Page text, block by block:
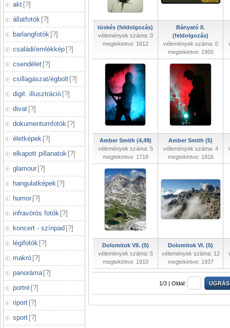
akt [?]
állatfotók [?]
barlangfotók [?]
családi/emlékkép [?]
csendélet [?]
csillagászat/égbolt [?]
digit. illusztráció [?]
divat [?]
dokumentumfotók [?]
életképek [?]
elkapott pillanatok [?]
glamour [?]
hangulatképek [?]
humor [?]
infravörös fotók [?]
koncert - színpad [?]
légifotók [?]
makró [?]
panoráma [?]
portré [?]
riport [?]
sport [?]
tüskés (feldolgozás)
vélemények száma: 0
megtekintve: 1612
Bányató II.
(feldolgozás)
vélemények száma: 0
megtekintve: 1955
Amber Smith (4,49)
vélemények száma: 5
megtekintve: 1718
Amber Smith (5)
vélemények száma: 4
megtekintve: 1816
Dolomitok VII. (5)
vélemények száma: 5
megtekintve: 1910
Dolomitok VI. (5)
vélemények száma: 12
megtekintve: 1937
1/3 | Oldal: